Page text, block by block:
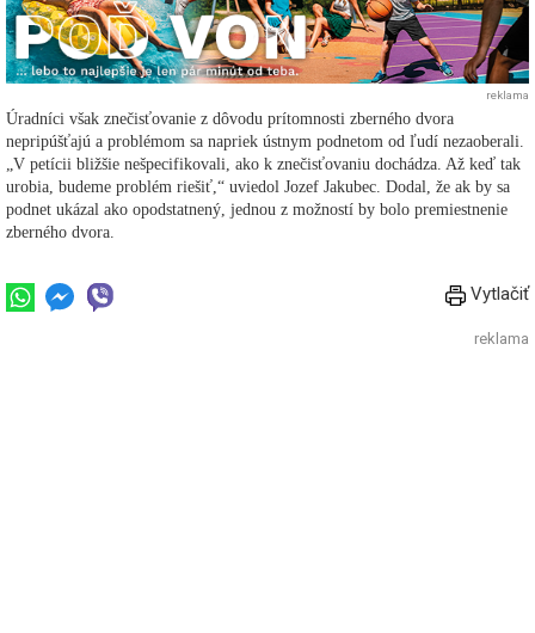
reklama
Úradníci však znečisťovanie z dôvodu prítomnosti zberného dvora
nepripúšťajú a problémom sa napriek ústnym podnetom od ľudí nezaoberali.
„V petícii bližšie nešpecifikovali, ako k znečisťovaniu dochádza. Až keď tak
urobia, budeme problém riešiť,“ uviedol Jozef Jakubec. Dodal, že ak by sa
podnet ukázal ako opodstatnený, jednou z možností by bolo premiestnenie
zberného dvora.
Vytlačiť
reklama